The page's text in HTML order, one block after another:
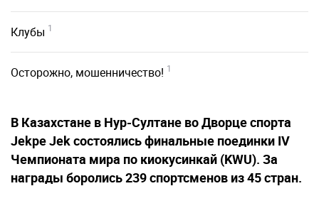
Клубы 1
Осторожно, мошенничество! 1
В Казахстане в Нур-Султане во Дворце спорта
Jekpe Jek состоялись финальные поединки IV
Чемпионата мира по киокусинкай (KWU). За
награды боролись 239 спортсменов из 45 стран.